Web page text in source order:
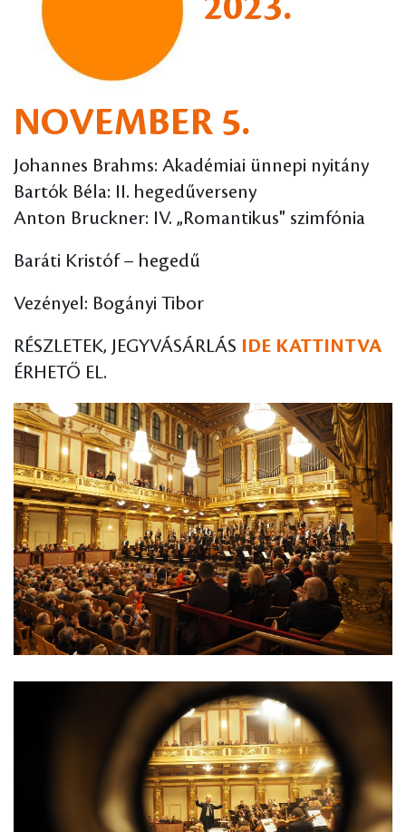
NOVEMBER 5.
Johannes Brahms: Akadémiai ünnepi nyitány
Bartók Béla: II. hegedűverseny
Anton Bruckner: IV. „Romantikus" szimfónia
Baráti Kristóf – hegedű
Vezényel: Bogányi Tibor
RÉSZLETEK, JEGYVÁSÁRLÁS IDE KATTINTVA
ÉRHETŐ EL.